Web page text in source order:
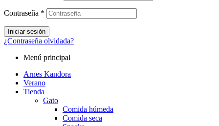
Contraseña *
Iniciar sesión
¿Contraseña olvidada?
Menú principal
Arnes Kandora
Verano
Tienda
Gato
Comida húmeda
Comida seca